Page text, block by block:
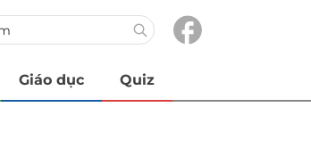
Giáo dục Quiz